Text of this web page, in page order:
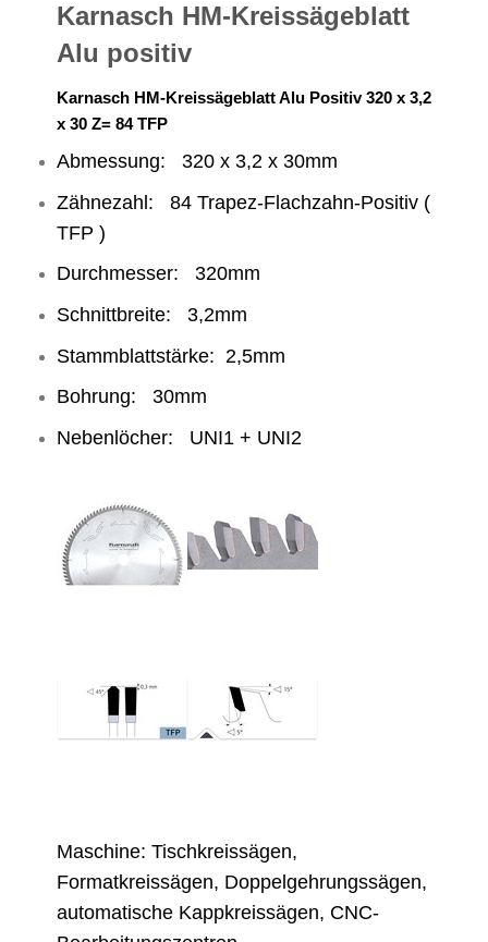
Karnasch HM-Kreissägeblatt
Alu positiv
Karnasch HM-Kreissägeblatt Alu Positiv 320 x 3,2
x 30 Z= 84 TFP
Abmessung: 320 x 3,2 x 30mm
Zähnezahl: 84 Trapez-Flachzahn-Positiv (
TFP )
Durchmesser: 320mm
Schnittbreite: 3,2mm
Stammblattstärke: 2,5mm
Bohrung: 30mm
Nebenlöcher: UNI1 + UNI2
Maschine: Tischkreissägen,
Formatkreissägen, Doppelgehrungssägen,
automatische Kappkreissägen, CNC-